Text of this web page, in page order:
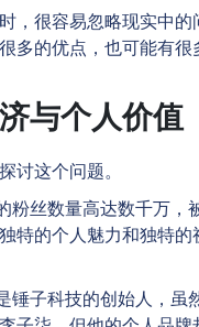
，很容易忽略现实中
多的优点，也可能有
与个人价值
讨这个问题。
粉丝数量高达数千万
特的个人魅力和独特
锤子科技的创始人，